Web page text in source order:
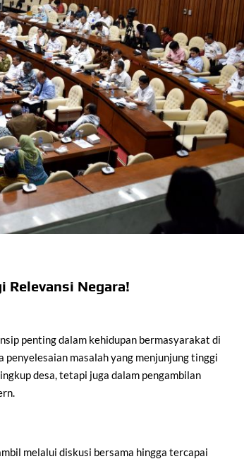
Relevansi Negara!
penting dalam kehidupan bermasyarakat di
penyelesaian masalah yang menjunjung tinggi
desa, tetapi juga dalam pengambilan
melalui diskusi bersama hingga tercapai